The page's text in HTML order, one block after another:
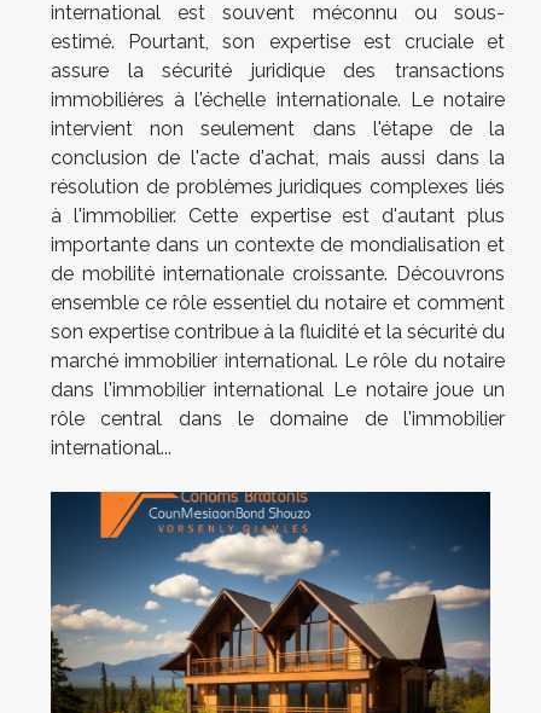
international est souvent méconnu ou sous-
estimé. Pourtant, son expertise est cruciale et
assure la sécurité juridique des transactions
immobilières à l'échelle internationale. Le notaire
intervient non seulement dans l'étape de la
conclusion de l'acte d'achat, mais aussi dans la
résolution de problèmes juridiques complexes liés
à l'immobilier. Cette expertise est d'autant plus
importante dans un contexte de mondialisation et
de mobilité internationale croissante. Découvrons
ensemble ce rôle essentiel du notaire et comment
son expertise contribue à la fluidité et la sécurité du
marché immobilier international. Le rôle du notaire
dans l'immobilier international Le notaire joue un
rôle central dans le domaine de l'immobilier
international...